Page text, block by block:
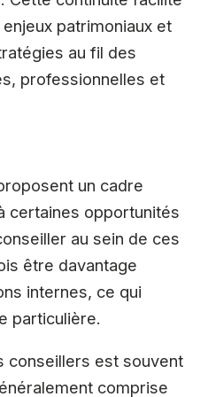
patrimoniaux et
au fil des
professionnelles et
un cadre
certaines opportunités
au sein de ces
être davantage
internes, ce qui
particulière.
conseillers est souvent
comprise